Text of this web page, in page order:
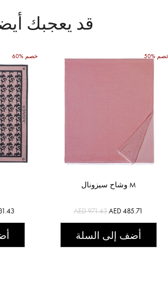
قد يعجبك
60% خصم خصم
وشاح سيزونال M
AED 971.43AED 485.71
أضف إلى السلة